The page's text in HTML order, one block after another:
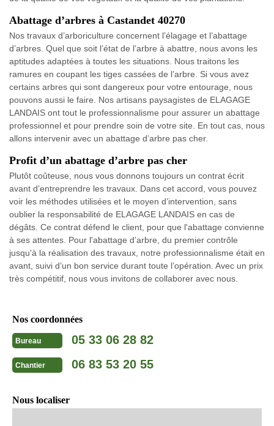
Abattage d’arbres à Castandet 40270
Nos travaux d’arboriculture concernent l’élagage et l’abattage
d’arbres. Quel que soit l’état de l’arbre à abattre, nous avons les
aptitudes adaptées à toutes les situations. Nous traitons les
ramures en coupant les tiges cassées de l’arbre. Si vous avez
certains arbres qui sont dangereux pour votre entourage, nous
pouvons aussi le faire. Nos artisans paysagistes de ELAGAGE
LANDAIS ont tout le professionnalisme pour assurer un abattage
professionnel et pour prendre soin de votre site. En tout cas, nous
allons intervenir avec un abattage d’arbre pas cher.
Profit d’un abattage d’arbre pas cher
Plutôt coûteuse, nous vous donnons toujours un contrat écrit
avant d’entreprendre les travaux. Dans cet accord, vous pouvez
voir les méthodes utilisées et le moyen d’intervention, sans
oublier la responsabilité de ELAGAGE LANDAIS en cas de
dégâts. Ce contrat défend le client, pour que l'abattage convienne
à ses attentes. Pour l'abattage d’arbre, du premier contrôle
jusqu'à la réalisation des travaux, notre professionnalisme était en
avant, suivi d’un bon service durant toute l’opération. Avec un prix
très compétitif, nous vous invitons de collaborer avec nous.
Nos coordonnées
Bureau 05 33 06 28 82
Chantier 06 83 53 20 55
Nous localiser